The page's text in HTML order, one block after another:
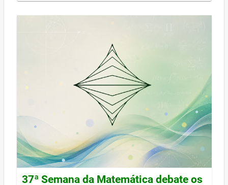
37ª Semana da Matemática debate os